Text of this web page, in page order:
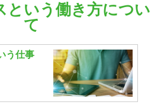
という働き方につい
て
う仕事